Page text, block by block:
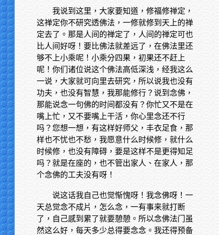
我说到这里，大家要知道，修福修禅定，
这禅定你不研究透佛法，一修就修到天上的禅
定去了。那是人间的禅定了，人间的禅定可也
比人间好呀！要比佛法就差远了，在佛法里还
够不上小乘呢！小乘分四果，初果还不赶上
呢！你们诸位说这个佛法高低深浅，经我这么
一说，大家就可向里去研究，所以说我也没有
功夫，也没有智慧，我那能修行？说到念佛，
那能说念一句佛的时间都没有？你忙又不是在
嘴上忙，又不要嘴上干活，你心里念还不行
吗？您想一想，有这样好师父，丰衣足食，那
样也不忧也不愁，我愿意什么时候修，就什么
时候修，也没有障碍，要是这样不是更得知足
吗？就是在座的，也不管出家人、在家人，那
个念佛的工夫没有呀！
说这话我自己也觉惭愧呀！我念佛呀！一
天总觉念不成片，怎么念，一有事来就打断
了，自己感到累了就要憩憩。所以念佛法门虽
然这么好，每天多少总得要念念。我还得预备